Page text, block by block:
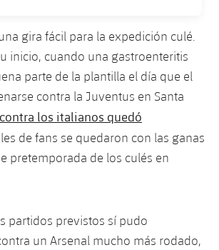
general
gira fácil para la expedición culé.
inicio, cuando una gastroenteritis
parte de la plantilla el día que el
contra la Juventus en Santa
los italianos quedó
de fans se quedaron con las ganas
pretemporada de los culés en
partidos previstos sí pudo
un Arsenal mucho más rodado,